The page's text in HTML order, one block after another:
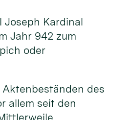
Joseph Kardinal
Jahr 942 zum
oder
des
allem seit den